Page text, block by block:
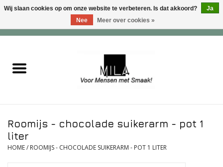
Zoet
Verwenfeesten
Roomijs - chocolade suikerarm - pot 1
liter
HOME/ ROOMIJS - CHOCOLADE SUIKERARM - POT 1 LITER
Wij slaan cookies op om onze website te verbeteren. Is dat akkoord?
Ja
Nee
Meer over cookies »